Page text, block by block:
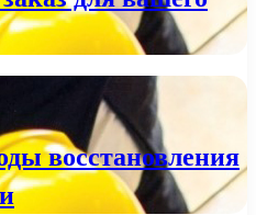
восстановления